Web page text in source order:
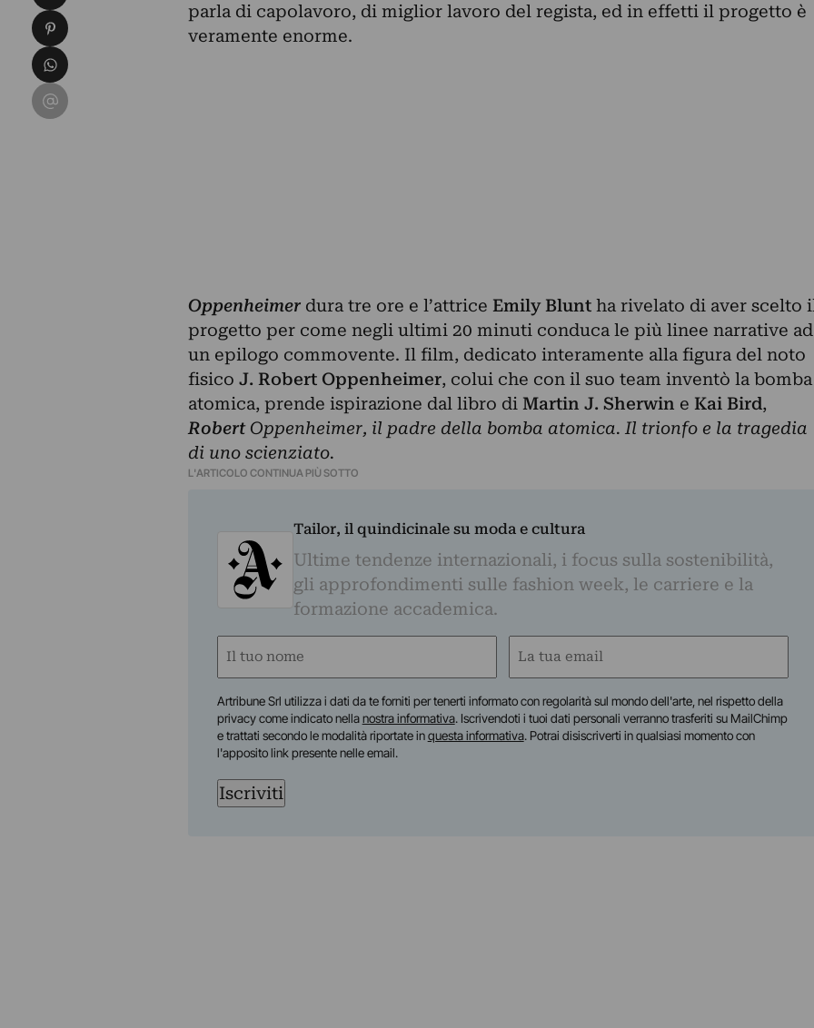
parla di capolavoro, di miglior lavoro del regista, ed in effetti il progetto è
veramente enorme.
Oppenheimer dura tre ore e l’attrice Emily Blunt ha rivelato di aver scelto
progetto per come negli ultimi 20 minuti conduca le più linee narrative ad
un epilogo commovente. Il film, dedicato interamente alla figura del noto
fisico J. Robert Oppenheimer, colui che con il suo team inventò la bomba
atomica, prende ispirazione dal libro di Martin J. Sherwin e Kai Bird,
Robert Oppenheimer, il padre della bomba atomica. Il trionfo e la tragedia
di uno scienziato.
L'ARTICOLO CONTINUA PIÙ SOTTO
Tailor, il quindicinale su moda e cultura
Ultime tendenze internazionali, i focus sulla sostenibilità,
gli approfondimenti sulle fashion week, le carriere e la
formazione accademica.
Nome
Email
Artribune Srl utilizza i dati da te forniti per tenerti informato con regolarità sul mondo dell'arte, nel rispetto della
privacy come indicato nellanostra informativa. Iscrivendoti i tuoi dati personali verranno trasferiti su MailChimp
e trattati secondo le modalità riportate inquesta informativa. Potrai disiscriverti in qualsiasi momento con
l'apposito link presente nelle email.
Iscriviti
Condividi su Pinterest
Condividi su WhatsApp
Condividi su Email